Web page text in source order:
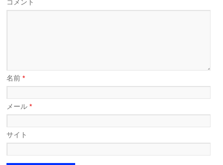
コメント
名前*
メール*
サイト